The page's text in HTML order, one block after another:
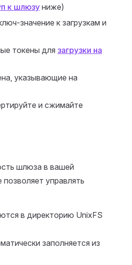
к шлюзу ниже)
значение к загрузкам и
токены для загрузки на
указывающие на
и сжимайте
шлюза в вашей
управлять
в директорию UnixFS
заполняется из